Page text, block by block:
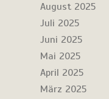
August 2025
Juli 2025
Juni 2025
Mai 2025
April 2025
März 2025